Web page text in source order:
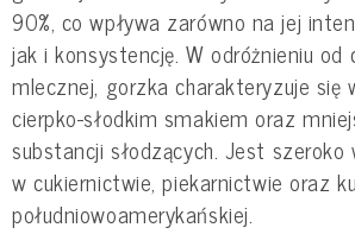
90%, co wpływa zarówno na jej
jak i konsystencję. W odróżnieniu od
mlecznej, gorzka charakteryzuje się
cierpko-słodkim smakiem oraz
substancji słodzących. Jest
w cukiernictwie, piekarnictwie oraz
południowoamerykańskiej.